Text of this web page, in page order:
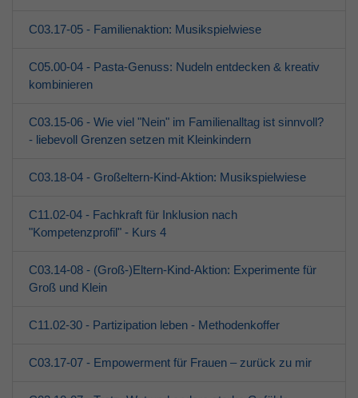
C03.17-05 - Familienaktion: Musikspielwiese
C05.00-04 - Pasta-Genuss: Nudeln entdecken & kreativ
kombinieren
C03.15-06 - Wie viel "Nein" im Familienalltag ist sinnvoll?
- liebevoll Grenzen setzen mit Kleinkindern
C03.18-04 - Großeltern-Kind-Aktion: Musikspielwiese
C11.02-04 - Fachkraft für Inklusion nach
"Kompetenzprofil" - Kurs 4
C03.14-08 - (Groß-)Eltern-Kind-Aktion: Experimente für
Groß und Klein
C11.02-30 - Partizipation leben - Methodenkoffer
C03.17-07 - Empowerment für Frauen – zurück zu mir